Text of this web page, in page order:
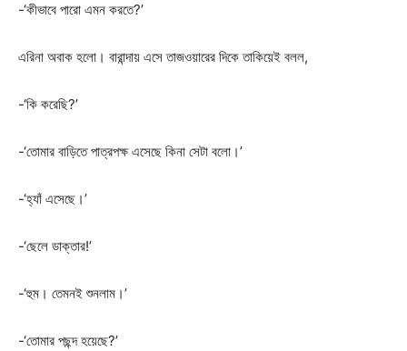
-‘কীভাবে পারো এমন করতে?’
এরিনা অবাক হলো। বারান্দায় এসে তাজওয়ারের দিকে তাকিয়েই বলল,
-‘কি করেছি?’
-‘তোমার বাড়িতে পাত্রপক্ষ এসেছে কিনা সেটা বলো।’
-‘হ্যাঁ এসেছে।’
-‘ছেলে ডাক্তার!’
-‘হুম। তেমনই শুনলাম।’
-‘তোমার পছন্দ হয়েছে?’